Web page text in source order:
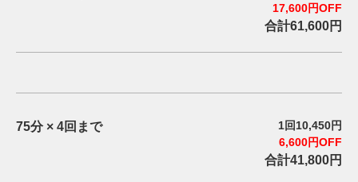
17,600円OFF
合計61,600円
75分 × 4回まで
1回10,450円
6,600円OFF
合計41,800円